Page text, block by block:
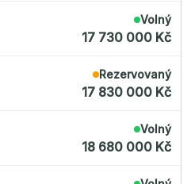
Volný
17 730 000 Kč
Rezervovaný
17 830 000 Kč
Volný
18 680 000 Kč